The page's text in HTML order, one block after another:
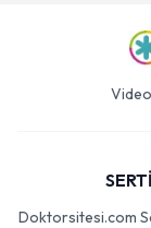
Doktorsitesi.com